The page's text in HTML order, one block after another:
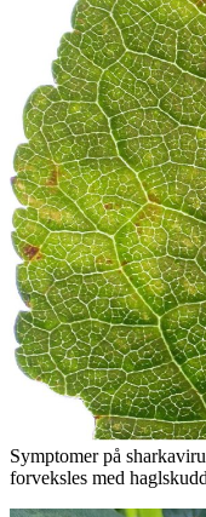
Symptomer på
forveksles med